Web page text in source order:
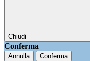
Chiudi
Conferma
Annulla Conferma